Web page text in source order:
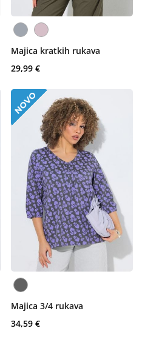
Majica kratkih rukava
29,99 €
Majica 3/4 rukava
34,59 €